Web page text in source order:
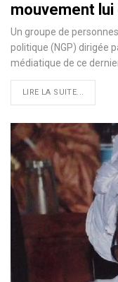
mouvement
Un groupe de
politique (NGP) dirigée
médiatique de ce
LIRE LA SUITE...